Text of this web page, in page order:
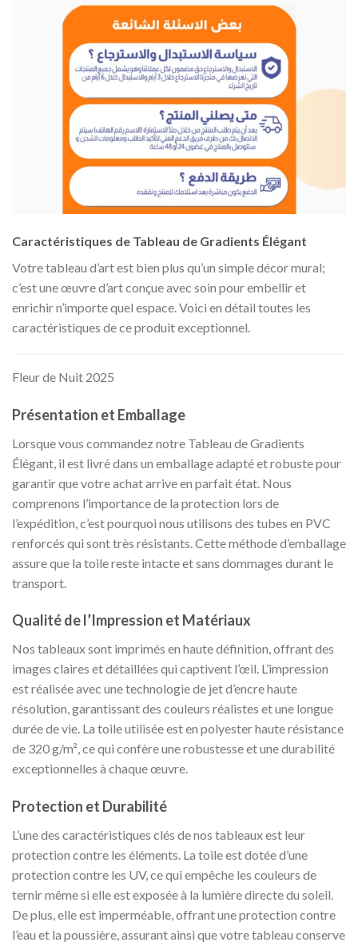
Caractéristiques de Tableau de Gradients Élégant
Votre tableau d’art est bien plus qu’un simple décor mural;
c’est une œuvre d’art conçue avec soin pour embellir et
enrichir n’importe quel espace. Voici en détail toutes les
caractéristiques de ce produit exceptionnel.
Fleur de Nuit 2025
Présentation et Emballage
Lorsque vous commandez notre Tableau de Gradients
Élégant, il est livré dans un emballage adapté et robuste pour
garantir que votre achat arrive en parfait état. Nous
comprenons l’importance de la protection lors de
l’expédition, c’est pourquoi nous utilisons des tubes en PVC
renforcés qui sont très résistants. Cette méthode d’emballage
assure que la toile reste intacte et sans dommages durant le
transport.
Qualité de l’Impression et Matériaux
Nos tableaux sont imprimés en haute définition, offrant des
images claires et détaillées qui captivent l’œil. L’impression
est réalisée avec une technologie de jet d’encre haute
résolution, garantissant des couleurs réalistes et une longue
durée de vie. La toile utilisée est en polyester haute résistance
de 320 g/m², ce qui confère une robustesse et une durabilité
exceptionnelles à chaque œuvre.
Protection et Durabilité
L’une des caractéristiques clés de nos tableaux est leur
protection contre les éléments. La toile est dotée d’une
protection contre les UV, ce qui empêche les couleurs de
ternir même si elle est exposée à la lumière directe du soleil.
De plus, elle est imperméable, offrant une protection contre
l’eau et la poussière, assurant ainsi que votre tableau conserve